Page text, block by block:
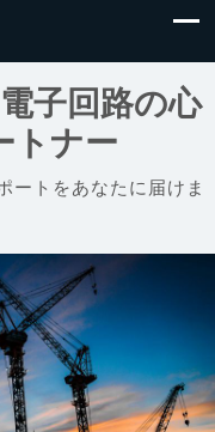
子回路の心
トナー
ートをあなたに届けま